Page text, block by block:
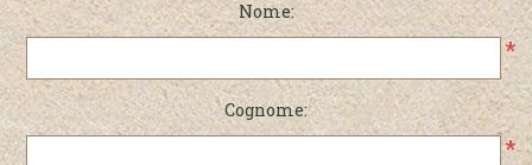
Nome:
*
Cognome:
*